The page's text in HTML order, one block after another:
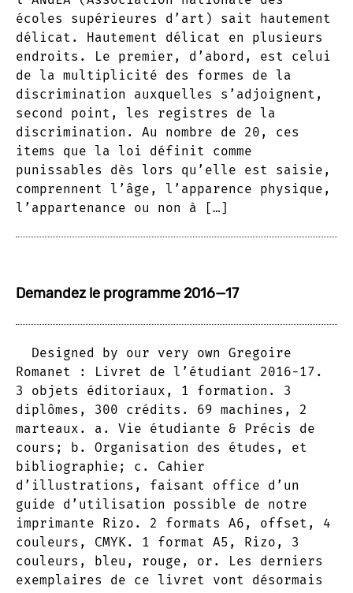
écoles supérieures d’art) sait hautement
délicat. Hautement délicat en plusieurs
endroits. Le premier, d’abord, est celui
de la multiplicité des formes de la
discrimination auxquelles s’adjoignent,
second point, les registres de la
discrimination. Au nombre de 20, ces
items que la loi définit comme
punissables dès lors qu’elle est saisie,
comprennent l’âge, l’apparence physique,
l’appartenance ou non à […]
Demandez le programme 2016—17
Designed by our very own Gregoire
Romanet : Livret de l’étudiant 2016-17.
3 objets éditoriaux, 1 formation. 3
diplômes, 300 crédits. 69 machines, 2
marteaux. a. Vie étudiante & Précis de
cours; b. Organisation des études, et
bibliographie; c. Cahier
d’illustrations, faisant office d’un
guide d’utilisation possible de notre
imprimante Rizo. 2 formats A6, offset, 4
couleurs, CMYK. 1 format A5, Rizo, 3
couleurs, bleu, rouge, or. Les derniers
exemplaires de ce livret vont désormais